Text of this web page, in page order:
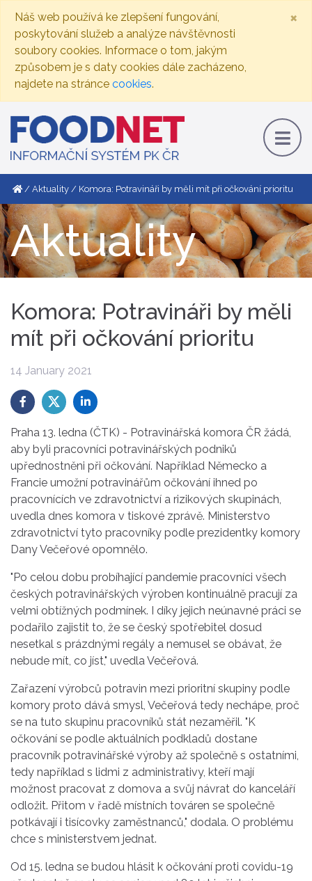
Náš web používá ke zlepšení fungování,
poskytování služeb a analýze návštěvnosti
soubory cookies. Informace o tom, jakým
způsobem je s daty cookies dále zacházeno,
najdete na stránce cookies.
×
Aktuality Komora: Potravináři by měli mít při očkování prioritu
Aktuality
Komora: Potravináři by měli
mít při očkování prioritu
14 January 2021
Praha 13. ledna (ČTK) - Potravinářská komora ČR žádá,
aby byli pracovníci potravinářských podniků
upřednostněni při očkování. Například Německo a
Francie umožní potravinářům očkování ihned po
pracovnících ve zdravotnictví a rizikových skupinách,
uvedla dnes komora v tiskové zprávě. Ministerstvo
zdravotnictví tyto pracovníky podle prezidentky komory
Dany Večeřové opomnělo.
"Po celou dobu probíhající pandemie pracovníci všech
českých potravinářských výroben kontinuálně pracují za
velmi obtížných podmínek. I díky jejich neúnavné práci se
podařilo zajistit to, že se český spotřebitel dosud
nesetkal s prázdnými regály a nemusel se obávat, že
nebude mít, co jíst," uvedla Večeřová.
Zařazení výrobců potravin mezi prioritní skupiny podle
komory proto dává smysl, Večeřová tedy nechápe, proč
se na tuto skupinu pracovníků stát nezaměřil. "K
očkování se podle aktuálních podkladů dostane
pracovník potravinářské výroby až společně s ostatními,
tedy například s lidmi z administrativy, kteří mají
možnost pracovat z domova a svůj návrat do kanceláří
odložit. Přitom v řadě místních továren se společně
potkávají i tisícovky zaměstnanců," dodala. O problému
chce s ministerstvem jednat.
Od 15. ledna se budou hlásit k očkování proti covidu-19